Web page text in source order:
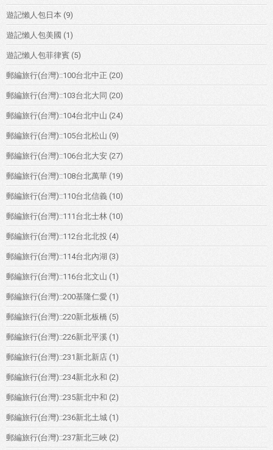
遊記懶人包日本 (9)
遊記懶人包美國 (1)
遊記懶人包菲律賓 (5)
郵編旅行(台灣)::100台北中正 (20)
郵編旅行(台灣)::103台北大同 (20)
郵編旅行(台灣)::104台北中山 (24)
郵編旅行(台灣)::105台北松山 (9)
郵編旅行(台灣)::106台北大安 (27)
郵編旅行(台灣)::108台北萬華 (19)
郵編旅行(台灣)::110台北信義 (10)
郵編旅行(台灣)::111台北士林 (10)
郵編旅行(台灣)::112台北北投 (4)
郵編旅行(台灣)::114台北內湖 (3)
郵編旅行(台灣)::116台北文山 (1)
郵編旅行(台灣)::200基隆仁愛 (1)
郵編旅行(台灣)::220新北板橋 (5)
郵編旅行(台灣)::226新北平溪 (1)
郵編旅行(台灣)::231新北新店 (1)
郵編旅行(台灣)::234新北永和 (2)
郵編旅行(台灣)::235新北中和 (2)
郵編旅行(台灣)::236新北土城 (1)
郵編旅行(台灣)::237新北三峽 (2)